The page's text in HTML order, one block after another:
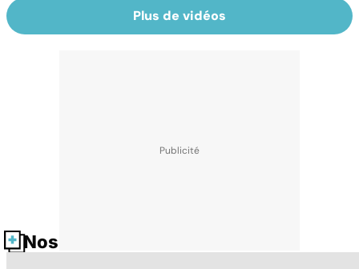
Plus de vidéos
Nos fiches santé